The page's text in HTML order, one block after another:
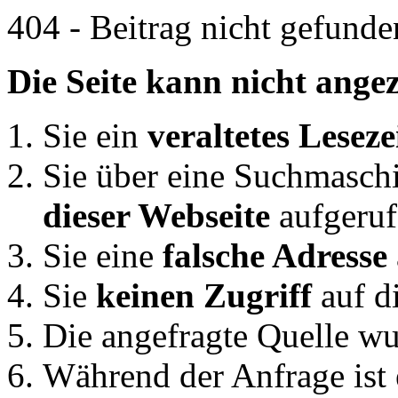
404 - Beitrag nicht
Die Seite kann nicht
Sie ein veraltetes
Sie über eine
dieser Webseite
Sie eine falsche Adresse
Sie keinen Zugriffauf
Die angefragte Quelle
Während der Anfrage